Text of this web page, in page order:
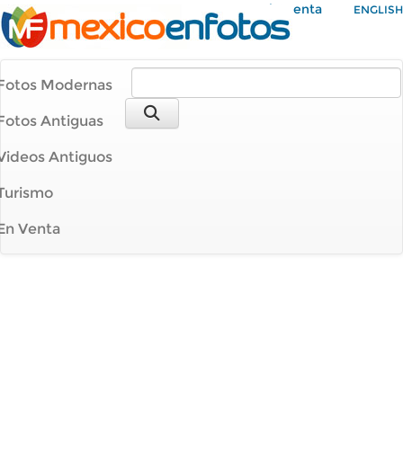
Mi Cuenta ENGLISH
Modernas
Antiguas
Antiguos
Venta